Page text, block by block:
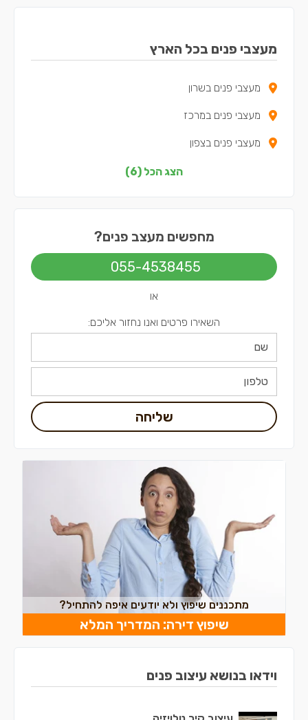
מעצבי פנים בכל הארץ
מעצבי פנים בשרון
מעצבי פנים במרכז
מעצבי פנים בצפון
מעצבי פנים בשפלה
הצג הכל (6)
מחפשים מעצב פנים?
055-4538455
או
השאירו פרטים ואנו נחזור אליכם:
שליחה
מתכננים שיפוץ ולא יודעים איפה להתחיל?
שיפוץ דירה: המדריך המלא
וידאו בנושא עיצוב פנים